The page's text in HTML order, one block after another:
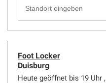
Foot Locker
Duisburg
Heute geöffnet bis 19 Uhr ,